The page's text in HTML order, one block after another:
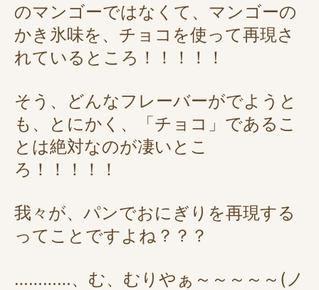
のマンゴーではなくて、マンゴーの
かき氷味を、チョコを使って再現さ
れているところ！！！！！
そう、どんなフレーバーがでようと
も、とにかく、「チョコ」であるこ
とは絶対なのが凄いとこ
ろ！！！！！
我々が、パンでおにぎりを再現する
ってことですよね？？？
…………、む、むりやぁ～～～～～(ノ